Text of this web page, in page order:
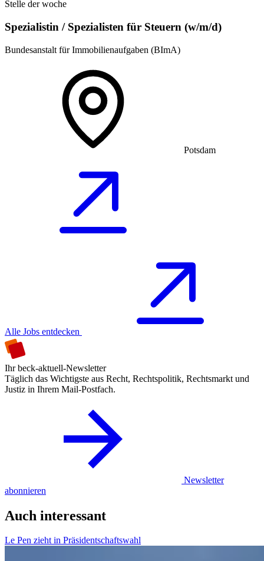
Stelle der woche
Spezialistin / Spezialisten für Steuern (w/m/d)
Bundesanstalt für Immobilienaufgaben (BImA)
Potsdam
Alle Jobs entdecken
Ihr beck-aktuell-Newsletter
Täglich das Wichtigste aus Recht, Rechtspolitik, Rechtsmarkt und
Justiz in Ihrem Mail-Postfach.
Newsletter
abonnieren
Auch interessant
Le Pen zieht in Präsidentschaftswahl